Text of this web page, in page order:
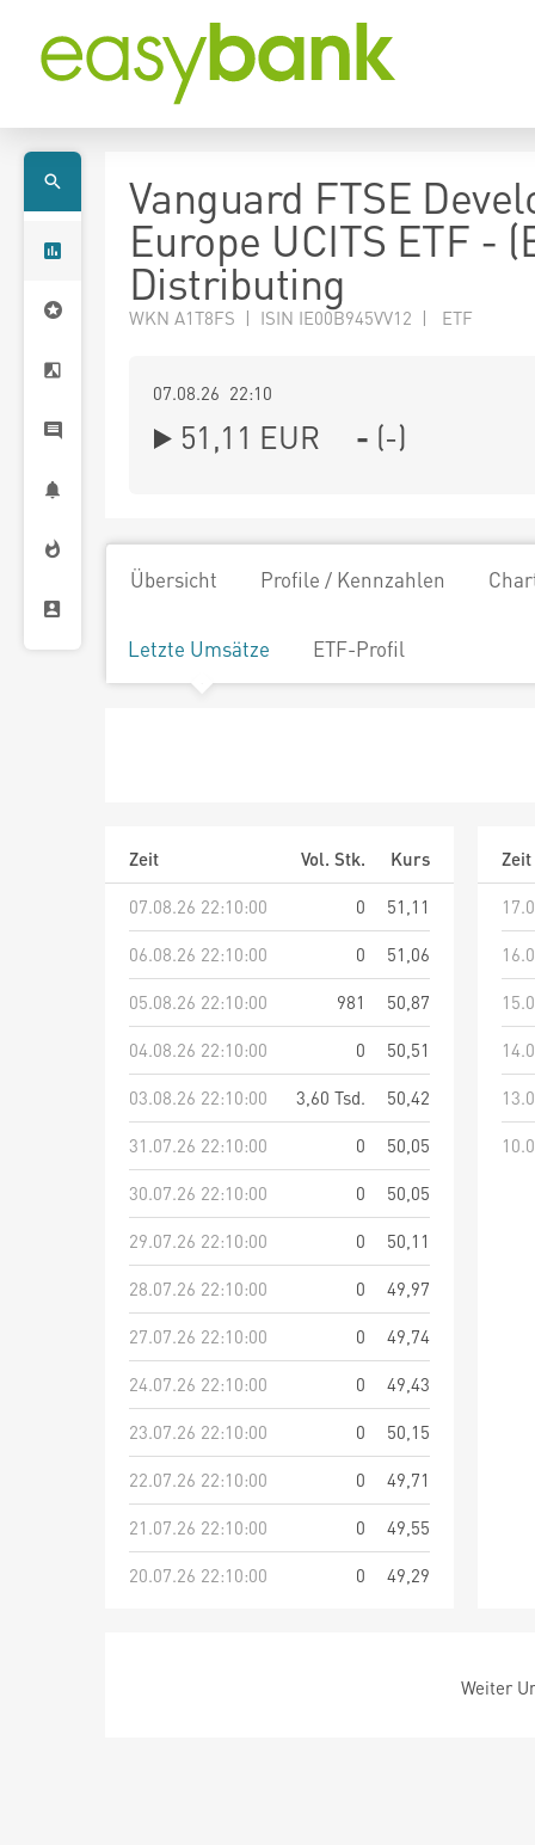
Vanguard FTSE
Europe UCITS ETF -
Distributing
WKN A1T8FS | ISIN IE00B945VV12 | ETF
07.08.26 22:10
51,11 EUR - (-)
Übersicht Profile / Kennzahlen
Letzte Umsätze ETF-Profil
Zeit Vol. Stk.
Kurs
07.08.26 22:10:00
0
51,11
06.08.26 22:10:00
0
51,06
05.08.26 22:10:00
981
50,87
04.08.26 22:10:00
0
50,51
03.08.26 22:10:00
3,60 Tsd.
50,42
31.07.26 22:10:00
0
50,05
30.07.26 22:10:00
0
50,05
29.07.26 22:10:00
0
50,11
28.07.26 22:10:00
0
49,97
27.07.26 22:10:00
0
49,74
24.07.26 22:10:00
0
49,43
23.07.26 22:10:00
0
50,15
22.07.26 22:10:00
0
49,71
21.07.26 22:10:00
0
49,55
20.07.26 22:10:00
0 49,29
Zeit
Weiter